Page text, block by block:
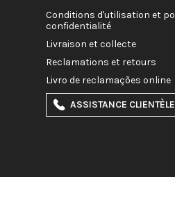
conditions d'utilisation et politique de
confidentialité
livraison et collecte
reclamations et retours
livro de reclamações online
ASSISTANCE CLIENTÈLE